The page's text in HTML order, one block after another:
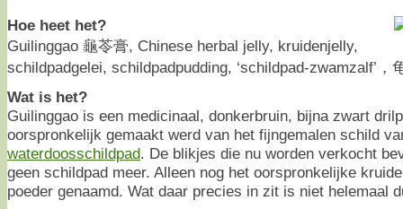
Hoe heet het?
Guilinggao 龜苓膏, Chinese herbal jelly, kruidenjelly,
schildpadgelei, schildpadpudding, ‘schildpad-zwamzalf’，
Wat is het?
Guilinggao is een medicinaal, donkerbruin, bijna zwart
oorspronkelijk gemaakt werd van het fijngemalen schild
waterdoosschildpad. De blikjes die nu worden verkocht
geen schildpad meer. Alleen nog het oorspronkelijke
poeder genaamd. Wat daar precies in zit is niet helemaal